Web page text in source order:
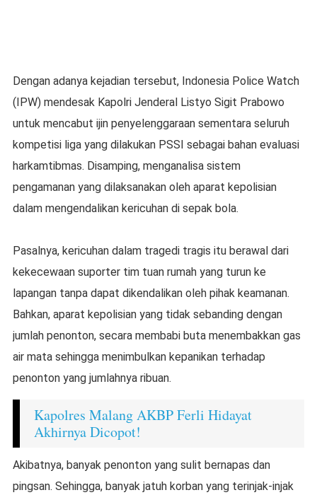
Dengan adanya kejadian tersebut, Indonesia Police Watch
(IPW) mendesak Kapolri Jenderal Listyo Sigit Prabowo
untuk mencabut ijin penyelenggaraan sementara seluruh
kompetisi liga yang dilakukan PSSI sebagai bahan evaluasi
harkamtibmas. Disamping, menganalisa sistem
pengamanan yang dilaksanakan oleh aparat kepolisian
dalam mengendalikan kericuhan di sepak bola.
Pasalnya, kericuhan dalam tragedi tragis itu berawal dari
kekecewaan suporter tim tuan rumah yang turun ke
lapangan tanpa dapat dikendalikan oleh pihak keamanan.
Bahkan, aparat kepolisian yang tidak sebanding dengan
jumlah penonton, secara membabi buta menembakkan gas
air mata sehingga menimbulkan kepanikan terhadap
penonton yang jumlahnya ribuan.
Kapolres Malang AKBP Ferli Hidayat
Akhirnya Dicopot!
Akibatnya, banyak penonton yang sulit bernapas dan
pingsan. Sehingga, banyak jatuh korban yang terinjak-injak